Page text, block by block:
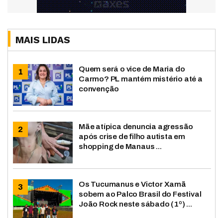
MAIS LIDAS
Quem será o vice de Maria do
Carmo? PL mantém mistério até a
convenção
Mãe atípica denuncia agressão
após crise de filho autista em
shopping de Manaus ...
Os Tucumanus e Victor Xamã
sobem ao Palco Brasil do Festival
João Rock neste sábado (1º) ...